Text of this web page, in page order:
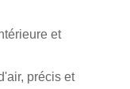
et
précis et